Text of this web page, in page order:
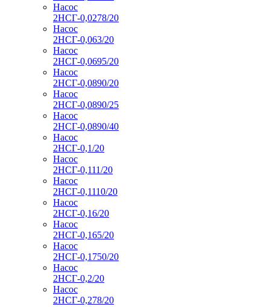
Насос
2НСГ-0,0278/20
Насос
2НСГ-0,063/20
Насос
2НСГ-0,0695/20
Насос
2НСГ-0,0890/20
Насос
2НСГ-0,0890/25
Насос
2НСГ-0,0890/40
Насос
2НСГ-0,1/20
Насос
2НСГ-0,111/20
Насос
2НСГ-0,1110/20
Насос
2НСГ-0,16/20
Насос
2НСГ-0,165/20
Насос
2НСГ-0,1750/20
Насос
2НСГ-0,2/20
Насос
2НСГ-0,278/20